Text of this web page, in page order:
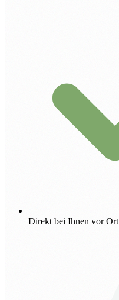
Direkt bei Ihnen vor Ort